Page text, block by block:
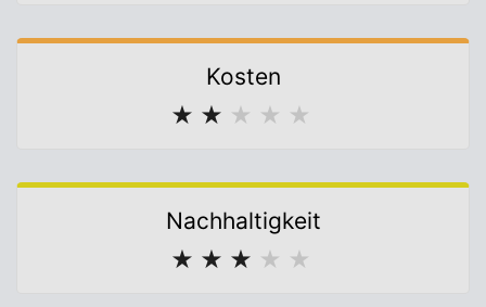
Kosten
★ ★ ★ ★ ★
Nachhaltigkeit
★ ★ ★ ★ ★